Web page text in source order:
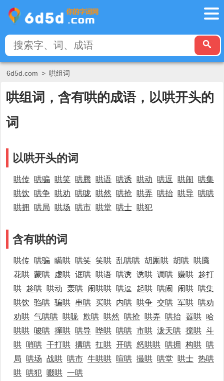
6d5d.com > 哄组词
哄组词，含有哄的成语，以哄开头的
词
以哄开头的词
哄传 哄骗 哄笑 哄腾 哄语 哄诱 哄动 哄逗 哄闹
哄集
哄饮
哄争 哄劝 哄咙 哄然 哄抢 哄弄 哄抬 哄导
哄哄
哄拥
哄局 哄场 哄市 哄堂 哄士 哄犯
含有哄的词
哄传 哄骗 瞒哄 哄笑 笑哄 乱哄哄 胡厮哄 胡哄 哄腾
花哄 蒙哄 虚哄 诓哄 哄语 哄诱 诱哄 调哄 赚哄 趁打
哄 趁哄 哄动 轰哄 闹哄哄 哄逗 起哄 哄闹 闹哄 哄集
哄饮 驺哄 骗哄 串哄 买哄 内哄 哄争 交哄 军哄 哄劝
劝哄 气哄哄 哄咙 欺哄 哄然 哄抢 哄弄 哄抬 嚣哄 哈
哄哄
唆哄 撺哄 哄导 哗哄 哄哄 市哄 泼天哄 搅哄 斗
哄
哨哄 干打哄 搆哄 扛哄 开哄 怒哄哄 哄拥 构哄 哄
局
哄场 战哄 哄市 牛哄哄 喧哄 撮哄 哄堂 哄士 热哄
哄 哄犯 啜哄 一哄